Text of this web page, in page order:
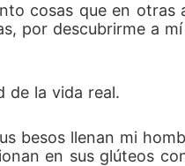
cosas que en otras
por descubrirme a
de la vida real.
besos llenan mi
en sus glúteos